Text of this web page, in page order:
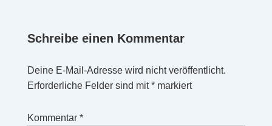
Schreibe einen Kommentar
Deine E-Mail-Adresse wird nicht veröffentlicht.
Erforderliche Felder sind mit* markiert
Kommentar *